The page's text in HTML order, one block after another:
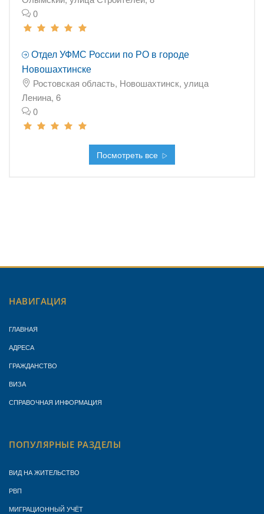
0
Отдел УФМС России по РО в городе
Новошахтинске
Ростовская область, Новошахтинск, улица
Ленина, 6
0
Посмотреть все
НАВИГАЦИЯ
ГЛАВНАЯ
АДРЕСА
ГРАЖДАНСТВО
ВИЗА
СПРАВОЧНАЯ ИНФОРМАЦИЯ
ПОПУЛЯРНЫЕ РАЗДЕЛЫ
ВИД НА ЖИТЕЛЬСТВО
РВП
МИГРАЦИОННЫЙ УЧЁТ